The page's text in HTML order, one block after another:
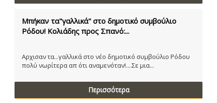
Μπήκαν τα"γαλλικά" στο δημοτικό συμβούλιο
Ρόδου! Κολιάδης προς Σπανό:...
Αρχισαν τα...γαλλικά στο νέο δημοτικό συμβούλιο Ρόδου
πολύ νωρίτερα απ ότι αναμενόταν!....Σε μια...
Περισσότερα